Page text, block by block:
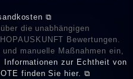
⧉
die unabhängigen
Bewertungen.
manuelle Maßnahmen ein,
Informationen zur Echtheit von
finden Sie hier. ⧉